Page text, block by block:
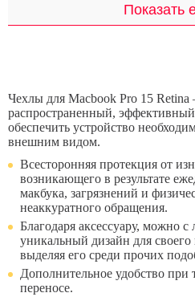
Показать
Чехлы для Macbook Pro 15 Retina
распространенный,
обеспечить устройство
внешним видом.
Всесторонняя протекция от
возникающего в результате
макбука, загрязнений и
неаккуратного обращения.
Благодаря аксессуару, можно с
уникальный дизайн для своего
выделяя его среди прочих
Дополнительное удобство при
переносе.